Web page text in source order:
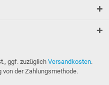
ggf. zuzüglich Versandkosten.
von der Zahlungsmethode.